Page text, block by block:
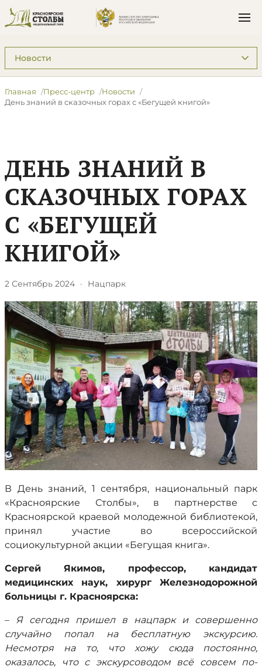
Подразделы: Пресс-центр
Главная Пресс-центр
Новости
​День знаний в сказочных горах с «Бегущей книгой»
​ДЕНЬ ЗНАНИЙ В
СКАЗОЧНЫХ ГОРАХ
С «БЕГУЩЕЙ
КНИГОЙ»
2 Сентябрь 2024 · Нацпарк
В День знаний, 1 сентября, национальный парк
«Красноярские Столбы», в партнерстве с
Красноярской краевой молодежной библиотекой,
принял участие во всероссийской
социокультурной акции «Бегущая книга».
Сергей Якимов, профессор, кандидат
медицинских наук, хирург Железнодорожной
больницы г. Красноярска:
– Я сегодня пришел в нацпарк и совершенно
случайно попал на бесплатную экскурсию.
Несмотря на то, что хожу сюда постоянно,
оказалось, что с экскурсоводом всё совсем по-